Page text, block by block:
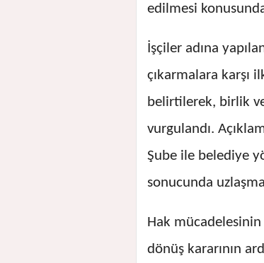
edilmesi
İşçiler adına
çıkarmalara karşı
belirtilerek, birlik
vurgulandı.
Şube ile belediye
sonucunda
Hak mücadelesinin
dönüş kararının